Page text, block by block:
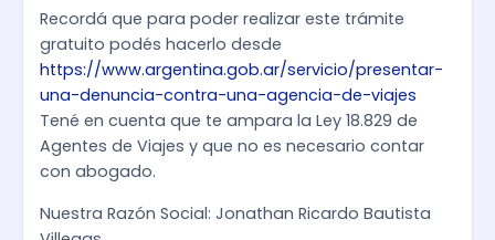
Recordá que para poder realizar este trámite
gratuito podés hacerlo desde
https://www.argentina.gob.ar/servicio/presentar-
una-denuncia-contra-una-agencia-de-viajes
Tené en cuenta que te ampara la Ley 18.829 de
Agentes de Viajes y que no es necesario contar
con abogado.
Nuestra Razón Social: Jonathan Ricardo Bautista